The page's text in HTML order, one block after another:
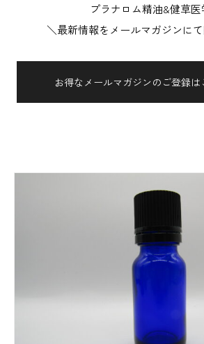
プラナロム精油&健草
＼最新情報をメールマガジンに
お得なメールマガジンのご登録は